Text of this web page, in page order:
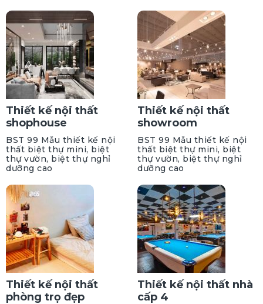
Thiết kế nội thất
shophouse
BST 99 Mẫu thiết kế nội
thất biệt thự mini, biệt
thự vườn, biệt thự nghỉ
dưỡng cao
Thiết kế nội thất
showroom
BST 99 Mẫu thiết kế nội
thất biệt thự mini, biệt
thự vườn, biệt thự nghỉ
dưỡng cao
Thiết kế nội thất
phòng trọ đẹp
Thiết kế nội thất nhà
cấp 4